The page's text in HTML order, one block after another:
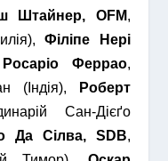
Штайнер, OFM,
Філіпе Нері
Феррао,
(Індія),
Роберт
Сан-Дієґо
Да Сілва, SDB,